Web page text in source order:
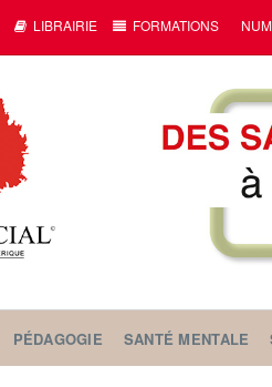
LIBRAIRIE FORMATIONS
PÉDAGOGIE SANTÉ MENTALE